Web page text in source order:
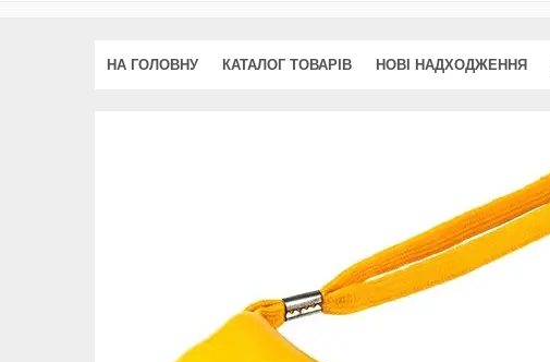
НА ГОЛОВНУ КАТАЛОГ ТОВАРІВ НОВІ НАДХОДЖЕННЯ